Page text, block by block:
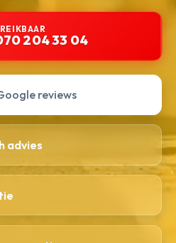
204 33 04
reviews
advies